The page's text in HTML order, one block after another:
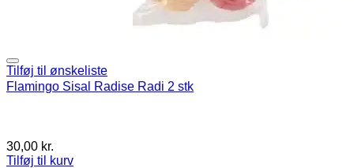
Tilføj til ønskeliste
Flamingo Sisal Radise Radi 2 stk
30,00 kr.
Tilføj til kurv